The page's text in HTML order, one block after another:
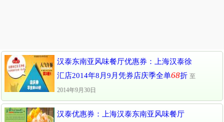
汉泰东南亚风味餐厅优惠券：上海汉泰徐
汇店2014年8月9月凭券店庆季全单68折 至
2014年9月30日
汉泰优惠券：上海汉泰东南亚风味餐厅